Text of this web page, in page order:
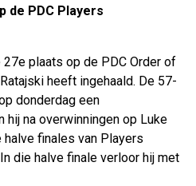
de PDC Players
plaats op de PDC Order of
heeft ingehaald. De 57-
donderdag een
hij na overwinningen op Luke
finales van Players
die halve finale verloor hij met